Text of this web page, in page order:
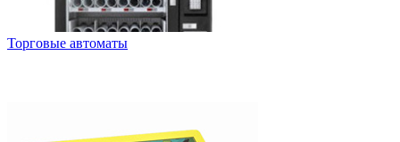
Торговые автоматы